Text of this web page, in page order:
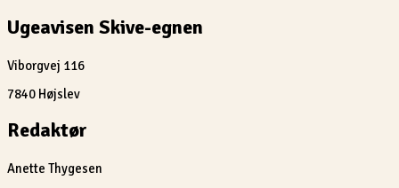
Ugeavisen Skive-egnen
Viborgvej 116
7840 Højslev
Redaktør
Anette Thygesen